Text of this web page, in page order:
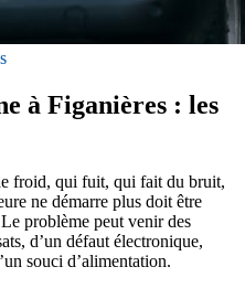
à Figanières : les
froid, qui fuit, qui fait du bruit,
ne démarre plus doit être
problème peut venir des
d’un défaut électronique,
souci d’alimentation.